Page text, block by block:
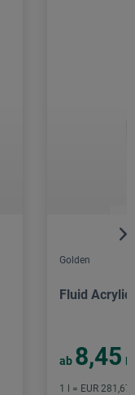
Golden
Fluid
ab 8,45
1 l = EUR